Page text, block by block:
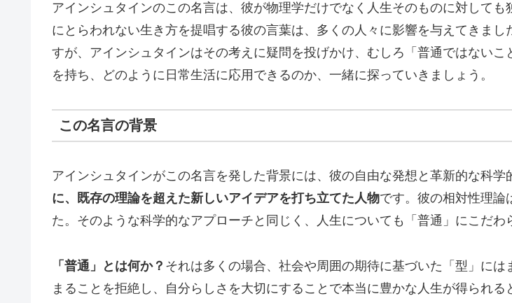
アインシュタインのこの名言は、彼が物理学だけでなく人生そのものに対して
にとらわれない生き方を提唱する彼の言葉は、多くの人々に影響を与えてきまし
すが、アインシュタインはその考えに疑問を投げかけ、むしろ「普通ではない
を持ち、どのように日常生活に応用できるのか、一緒に探っていきましょう。
この名言の背景
アインシュタインがこの名言を発した背景には、彼の自由な発想と革新的な科学
に、既存の理論を超えた新しいアイデアを打ち立てた人物です。彼の相対性理論
た。そのような科学的なアプローチと同じく、人生についても「普通」にこだわ
「普通」とは何か？ それは多くの場合、社会や周囲の期待に基づいた「型」に
まることを拒絶し、自分らしさを大切にすることで本当に豊かな人生が得られ